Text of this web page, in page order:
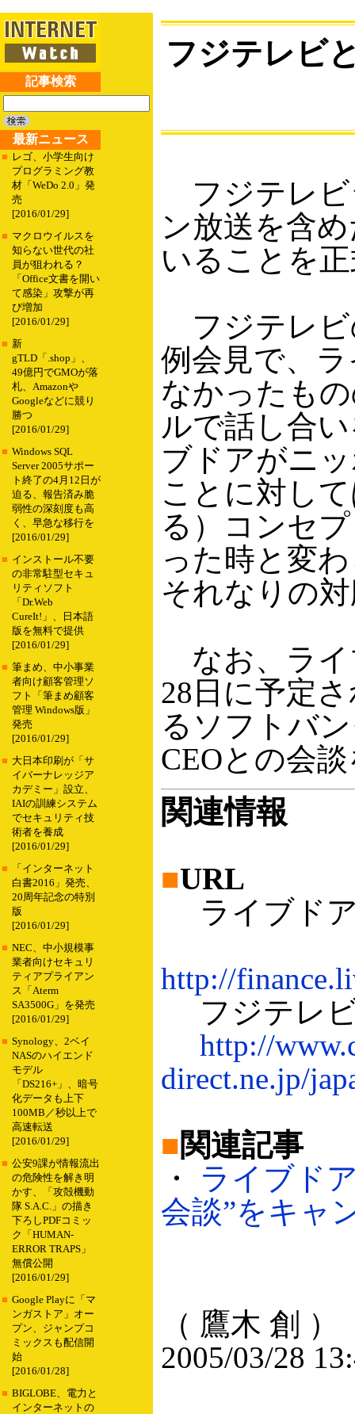
記事検索
最新ニュース
■ レゴ、小学生向け
プログラミング教
材「WeDo 2.0」発
売
[2016/01/29]
■ マクロウイルスを
知らない世代の社
員が狙われる？
「Office文書を開い
て感染」攻撃が再
び増加
[2016/01/29]
■ 新
gTLD「.shop」、
49億円でGMOが落
札、Amazonや
Googleなどに競り
勝つ
[2016/01/29]
■ Windows SQL
Server 2005サポー
ト終了の4月12日が
迫る、報告済み脆
弱性の深刻度も高
く、早急な移行を
[2016/01/29]
■ インストール不要
の非常駐型セキュ
リティソフト
「Dr.Web
CureIt!」、日本語
版を無料で提供
[2016/01/29]
■ 筆まめ、中小事業
者向け顧客管理ソ
フト「筆まめ顧客
管理 Windows版」
発売
[2016/01/29]
■ 大日本印刷が「サ
イバーナレッジア
カデミー」設立、
IAIの訓練システム
でセキュリティ技
術者を養成
[2016/01/29]
■
「インターネット
白書2016」発売、
20周年記念の特別
版
[2016/01/29]
■ NEC、中小規模事
業者向けセキュリ
ティアプライアン
ス「Aterm
SA3500G」を発売
[2016/01/29]
■ Synology、2ベイ
NASのハイエンド
モデル
「DS216+」、暗号
化データも上下
100MB／秒以上で
高速転送
[2016/01/29]
■ 公安9課が情報流出
の危険性を解き明
かす、「攻殻機動
隊 S.A.C.」の描き
下ろしPDFコミッ
ク「HUMAN-
ERROR TRAPS」
無償公開
[2016/01/29]
■ Google Playに「マ
ンガストア」オー
プン、ジャンプコ
ミックスも配信開
始
[2016/01/28]
■ BIGLOBE、電力と
インターネットの
フジテレビ
フジテレビ
ン放送を含
いることを
フジテレビ
例会見で、
なかったも
ルで話し合
ブドアがニ
ことに対し
る）コンセ
った時と変
それなりの
なお、ライ
28日に予定
るソフトバ
CEOとの会
関連情報
■URL
ライブドア
http://
フジテレビ
http://
direct.ne.jp/
■関連記事
・ ライブド
会談”をキャ
（ 鷹木 創 ）
2005/03/28